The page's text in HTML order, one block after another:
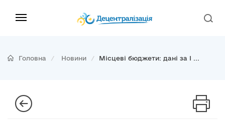
Головна Новини Місцеві бюджети: дані за І ...